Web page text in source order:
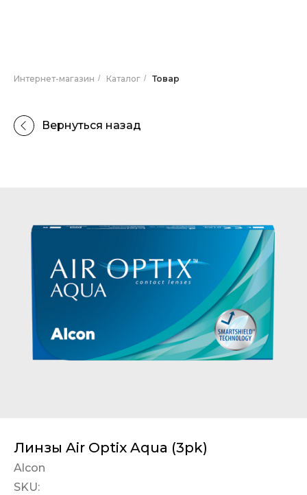
Интернет-магазин / Каталог / Товар
Вернуться назад
Линзы Air Optix Aqua (3pk)
Alcon
SKU: